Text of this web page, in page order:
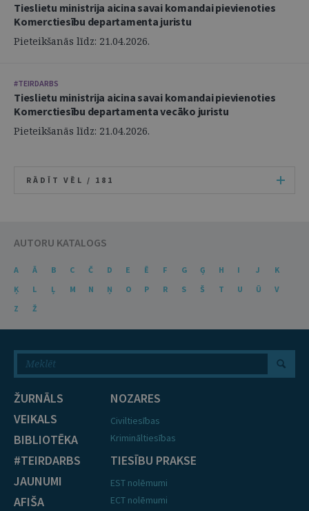
Tieslietu ministrija aicina savai komandai pievienoties
Komerctiesību departamenta juristu
Pieteikšanās līdz: 21.04.2026.
#TEIRDARBS
Tieslietu ministrija aicina savai komandai pievienoties
Komerctiesību departamenta vecāko juristu
Pieteikšanās līdz: 21.04.2026.
RĀDĪT VĒL / 181
AUTORU KATALOGS
A Ā B C Č D E Ē F G Ģ H I J
K
Ķ
L Ļ M N Ņ O P R S Š T U Ū
V
Z
Ž
ŽURNĀLS
VEIKALS
BIBLIOTĒKA
#TEIRDARBS
JAUNUMI
AFIŠA
NOZARES
Civiltiesības
Krimināltiesības
TIESĪBU PRAKSE
EST nolēmumi
ECT nolēmumi